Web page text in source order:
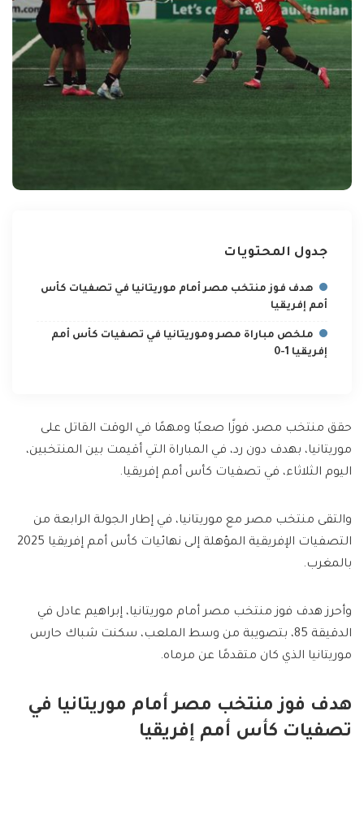
جدول المحتويات
هدف فوز منتخب مصر أمام موريتانيا في تصفيات كأس
أمم إفريقيا
ملخص مباراة مصر وموريتانيا في تصفيات كأس أمم
إفريقيا 1-0
حقق منتخب مصر، فوزًا صعبًا ومهمًا في الوقت القاتل على
موريتانيا، بهدف دون رد، في المباراة التي أقيمت بين المنتخبين،
اليوم الثلاثاء، في تصفيات كأس أمم إفريقيا.
والتقى منتخب مصر مع موريتانيا، في إطار الجولة الرابعة من
التصفيات الإفريقية المؤهلة إلى نهائيات كأس أمم إفريقيا 2025
بالمغرب.
وأحرز هدف فوز منتخب مصر أمام موريتانيا، إبراهيم عادل في
الدقيقة 85، بتصويبة من وسط الملعب، سكنت شباك حارس
موريتانيا الذي كان متقدمًا عن مرماه.
هدف فوز منتخب مصر أمام موريتانيا في
تصفيات كأس أمم إفريقيا